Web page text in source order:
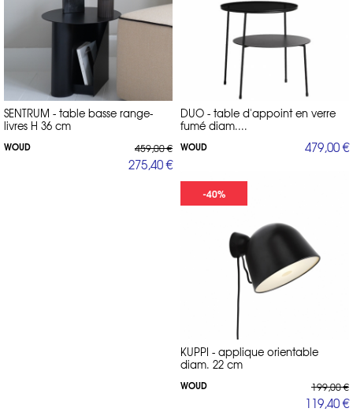
SENTRUM - table basse range-
livres H 36 cm
WOUD 459,00 €
275,40 €
DUO - table d'appoint en verre
fumé diam....
WOUD 479,00 €
-40%
KUPPI - applique orientable
diam. 22 cm
WOUD 199,00 €
119,40 €